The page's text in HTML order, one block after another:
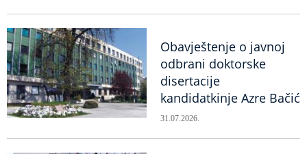
Obavještenje o javnoj
odbrani doktorske
disertacije
kandidatkinje Azre Bačić
31.07.2026.